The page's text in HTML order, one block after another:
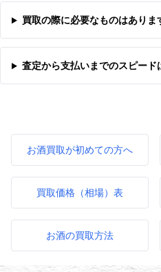
買取の際に必要なものはありま
査定から支払いまでのスピード
お酒買取が初めての方へ
買取価格（相場）表
お酒の買取方法